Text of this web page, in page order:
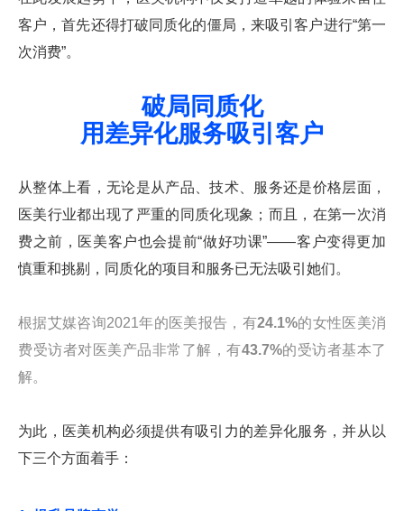
客户，首先还得打破同质化的僵局，来吸引客户进行“第一
次消费”。
破局同质化
用差异化服务吸引客户
从整体上看，无论是从产品、技术、服务还是价格层面，
医美行业都出现了严重的同质化现象；而且，在第一次消
费之前，医美客户也会提前“做好功课”——客户变得更加
慎重和挑剔，同质化的项目和服务已无法吸引她们。
根据艾媒咨询2021年的医美报告，有24.1%的女性医美消
费受访者对医美产品非常了解，有43.7%的受访者基本了
解。
为此，医美机构必须提供有吸引力的差异化服务，并从以
下三个方面着手：